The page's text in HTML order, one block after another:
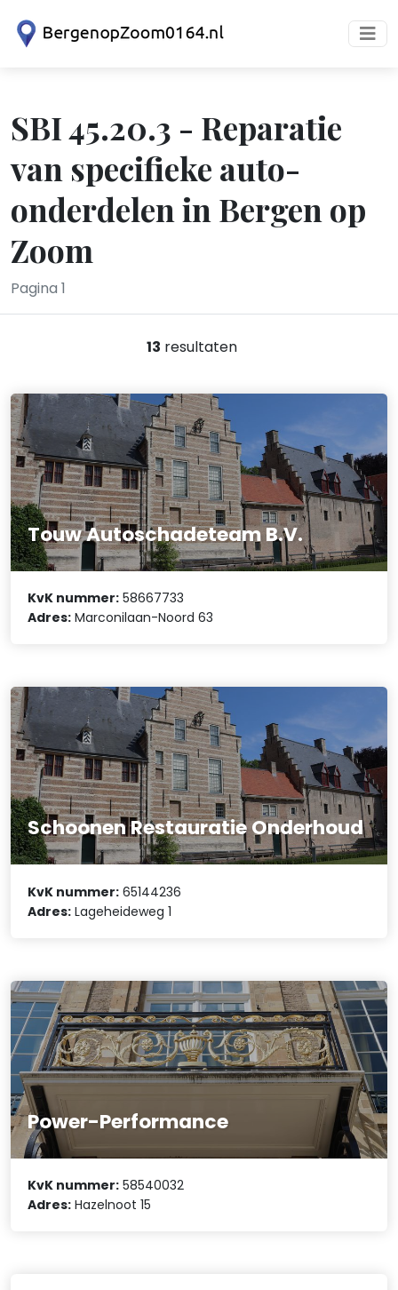
SBI 45.20.3 - Reparatie
van specifieke auto-
onderdelen in Bergen op
Zoom
Pagina 1
13 resultaten
Touw Autoschadeteam B.V.
KvK nummer: 58667733
Adres: Marconilaan-Noord 63
Schoonen Restauratie Onderhoud
KvK nummer: 65144236
Adres: Lageheideweg 1
Power-Performance
KvK nummer: 58540032
Adres: Hazelnoot 15